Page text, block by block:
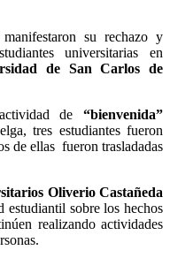
su rechazo y
universitarias en
de San Carlos de
de “bienvenida”
tres estudiantes fueron
de ellas fueron trasladadas
Oliverio Castañeda
estudiantil sobre los hechos
realizando actividades